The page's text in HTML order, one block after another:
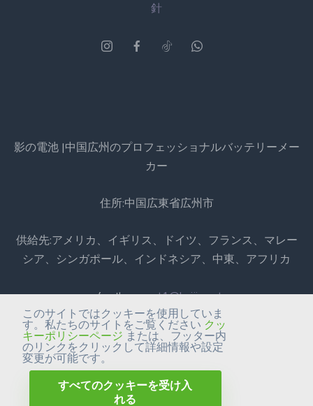
このサイトではクッキーを使用していま
す。私たちのサイトをご覧ください クッ
キーポリシーページ または、フッター内
のリンクをクリックして詳細情報や設定
変更が可能です。
すべてのクッキーを受け入
れる
針
影の電池 |中国広州のプロフェッショナルバッテリーメー
カー
住所:中国広東省広州市
供給先:アメリカ、イギリス、ドイツ、フランス、マレー
シア、シンガポール、インドネシア、中東、アフリカ
メール:export1@kaijie.net
電話番号:+86-20-6631 3366
中国広州のプロフェッショナルバッテリーメーカー。